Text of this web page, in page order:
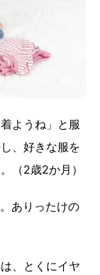
ようね」と服
、好きな服を
（2歳2か月）
ありったけの
、とくにイヤ